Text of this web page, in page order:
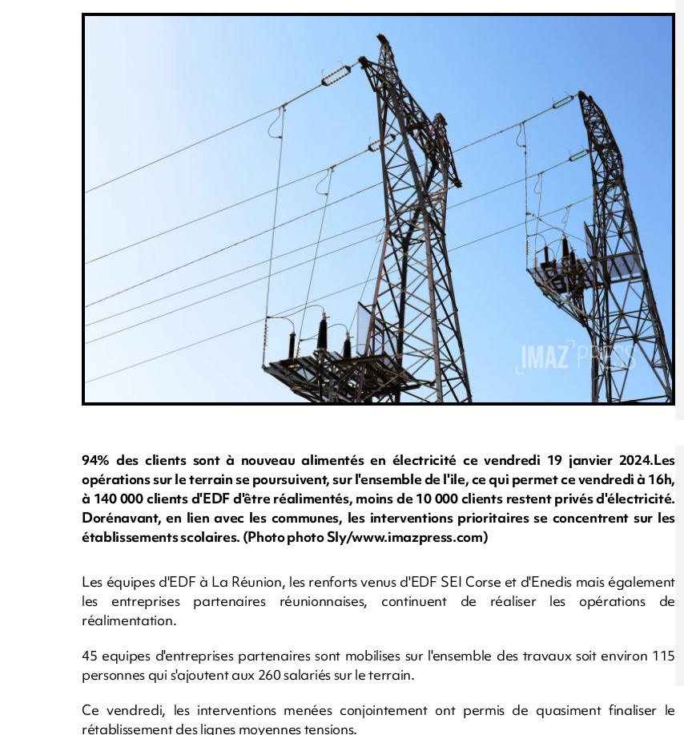
94% des clients sont à nouveau alimentés en électricité ce vendredi 19 janvier 2024.Les
opérations sur le terrain se poursuivent, sur l'ensemble de l'ile, ce qui permet ce vendredi à 16h,
à 140 000 clients d'EDF d'être réalimentés, moins de 10 000 clients restent privés d'électricité.
Dorénavant, en lien avec les communes, les interventions prioritaires se concentrent sur les
établissements scolaires. (Photo photo Sly/www.imazpress.com)
Les équipes d'EDF à La Réunion, les renforts venus d'EDF SEI Corse et d'Enedis mais également
les entreprises partenaires réunionnaises, continuent de réaliser les opérations de
réalimentation.
45 equipes d'entreprises partenaires sont mobilises sur l'ensemble des travaux soit environ 115
personnes qui s'ajoutent aux 260 salariés sur le terrain.
Ce vendredi, les interventions menées conjointement ont permis de quasiment finaliser le
rétablissement des lignes moyennes tensions.